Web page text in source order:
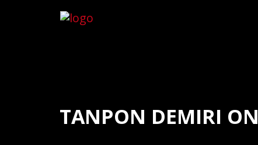
TANPON DEMIRI ON